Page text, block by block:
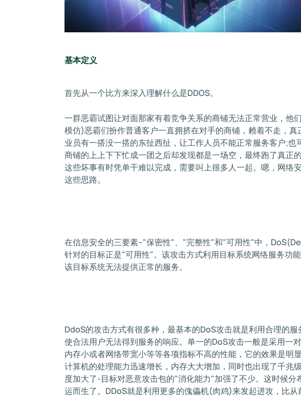
基本定义
首先从一个比方来深入理解什么是DDOS。
一群恶霸试图让对面那家有着竞争关系的商铺无法正常营业，他
模仿)恶霸们扮作普通客户一直拥挤在对手的商铺，赖着不走，
业员有一搭没一搭的东扯西扯，让工作人员不能正常服务客户;也
商铺的上上下下忙成一团之后却发现都是一场空，最终跑了真正
这些坏事有时凭单干难以完成，需要叫上很多人一起。嗯，网络
这些思路。
在信息安全的三要素--"保密性"、"完整性"和"可用性"中，
针对的目标正是"可用性"。该攻击方式利用目标系统网络服务功
该目标系统无法提供正常的服务。
DdoS的攻击方式有很多种，最基本的DoS攻击就是利用合理的
使合法用户无法得到服务的响应。单一的DoS攻击一般是采用一
内存小或者网络带宽小等等各项指标不高的性能，它的效果是明
计算机的处理能力迅速增长，内存大大增加，同时也出现了千兆
度加大了-目标对恶意攻击包的"消化能力"加强了不少。这时候
运而生了。DDoS就是利用更多的傀儡机(肉鸡)来发起进攻，比